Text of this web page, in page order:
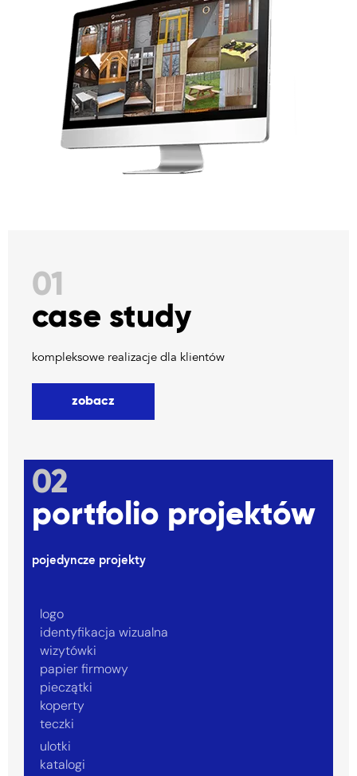
01
case study
kompleksowe realizacje dla klientów
zobacz
02
portfolio projektów
pojedyncze projekty
logo
identyfikacja wizualna
wizytówki
papier firmowy
pieczątki
koperty
teczki
ulotki
katalogi